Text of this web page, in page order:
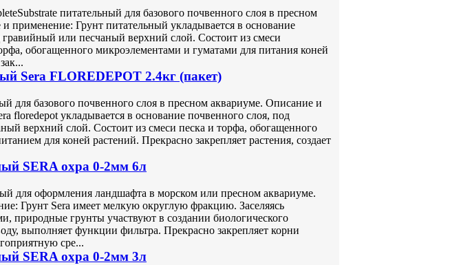
питательный для базового почвенного слоя в пресном
применение: Грунт питательный укладывается в основание
гравийный или песчаный верхний слой. Состоит из смеси
обогащенного микроэлементами и гуматами для питания коней
Sera FLOREDEPOT 2.4кг (пакет)
для базового почвенного слоя в пресном аквариуме. Описание и
floredepot укладывается в основание почвенного слоя, под
верхний слой. Состоит из смеси песка и торфа, обогащенного
для коней растений. Прекрасно закрепляет растения, создает
SERA охра 0-2мм 6л
для оформления ландшафта в морском или пресном аквариуме.
Грунт Sera имеет мелкую округлую фракцию. Заселяясь
природные грунты участвуют в создании биологического
выполняет функции фильтра. Прекрасно закрепляет корни
сре...
SERA охра 0-2мм 3л